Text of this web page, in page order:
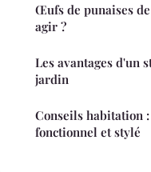
Œufs de punaises
agir ?
Les avantages d'un
jardin
Conseils habitation
fonctionnel et stylé